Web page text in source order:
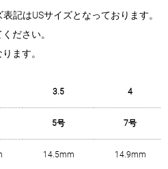
記はUSサイズとなっております。
ださい。
ます。
3.5 4
5号 7号
14.5mm 14.9mm